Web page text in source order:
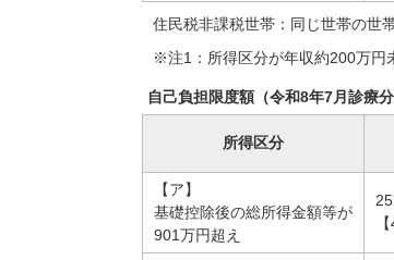
住民税非課税世帯：同じ世帯の世
※注1：所得区分が年収約200万円
自己負担限度額（令和8年7月診療分
所得区分
【ア】
基礎控除後の総所得金額等が
901万円超え